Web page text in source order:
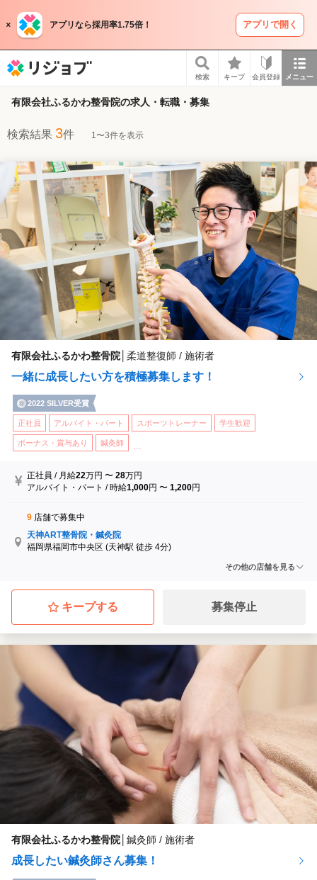
アプリなら採用率1.75倍！ アプリで開く
検索 キープ 会員登録 メニュー
有限会社ふるかわ整骨院の求人・転職・募集
検索結果 3件 1〜3件を表示
有限会社ふるかわ整骨院 柔道整復師 / 施術者
一緒に成長したい方を積極募集します！
2022 SILVER受賞
正社員 アルバイト・パート スポーツトレーナー 学生歓迎
ボーナス・賞与あり 鍼灸師 ...
正社員 / 月給22万円 〜28万円
アルバイト・パート /時給1,000円 〜1,200円
9 店舗で募集中
天神ART整骨院・鍼灸院
福岡県福岡市中央区 (天神駅 徒歩 4分)
かみみね整骨院
佐賀県三養基郡上峰町 (吉野ケ里公園駅)
夢咲整骨院はりきゅう院
佐賀県佐賀市 (佐賀駅)
佐賀駅南ふるかわ整骨院
佐賀県佐賀市
武雄ふるかわ整骨院
佐賀県武雄市
(武雄温泉駅 徒歩 12分)
...他
その他の店舗を見る
キープする 募集停止
有限会社ふるかわ整骨院 鍼灸師 / 施術者
成長したい鍼灸師さん募集！